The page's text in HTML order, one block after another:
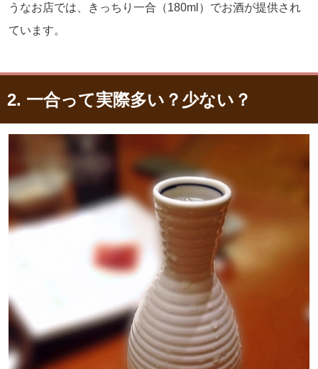
うなお店では、きっちり一合（180ml）でお酒が提供され
ています。
2. 一合って実際多い？少ない？